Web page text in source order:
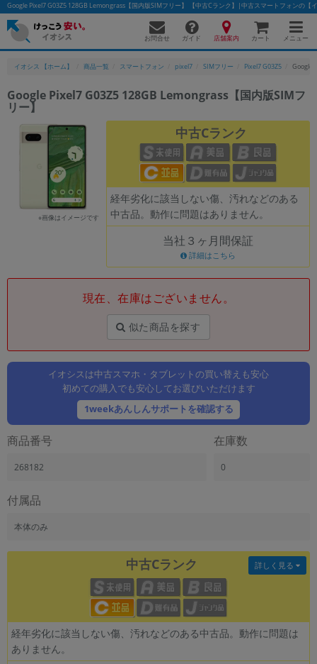
Google Pixel7 G03Z5 128GB Lemongrass【国内版SIMフリー】 【中古Cランク】|中古スマートフォンの【
お問合せ ガイド 店舗案内 カート メニュー
イオシス 【ホーム】 商品一覧 スマートフォン pixel7 SIMフリー Pixel7 G03Z5 Google
Google Pixel7 G03Z5 128GB Lemongrass【国内版SIMフ
リー】
※画像はイメージです
中古Cランク
経年劣化に該当しない傷、汚れなどのある
中古品。動作に問題はありません。
当社３ヶ月間保証
詳細はこちら
現在、在庫はございません。
似た商品を探す
イオシスは中古スマホ・タブレットの買い替えも安心
初めての購入でも安心してお選びいただけます
1weekあんしんサポートを確認する
商品番号
268182
在庫数
0
付属品
本体のみ
中古Cランク
経年劣化に該当しない傷、汚れなどのある中古品。動作に問題は
ありません。
詳しく見る
フリーワード
除外ワード
人気の検索ワード： Let's note EliteBookMacBook
「スマートフォン」「タブレット」など
製造、販売メーカーの絞り込み
「Apple」「SONY」「SHARP」など
商品の搭載機能による絞り込み
ドライブ
ドライブの絞り込み
ランク
商品状態の絞り込み
メモリ